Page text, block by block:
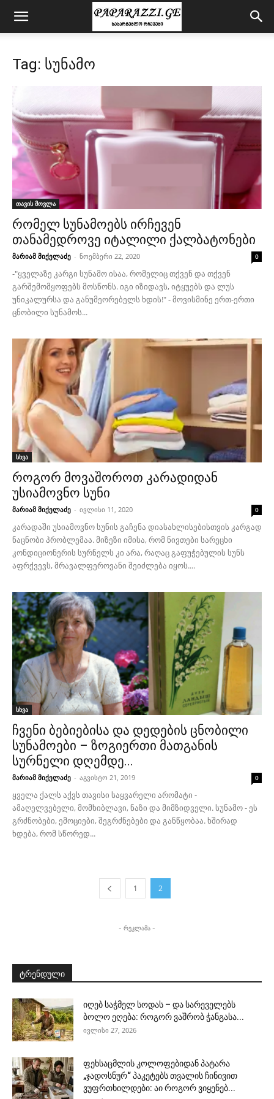
Tag: სუნამო
თავის მოვლა
რომელ სუნამოებს ირჩევენ
თანამედროვე იტალილი ქალბატონები
მარიამ მიქელაძე - ნოემბერი 22, 2020 0
-"ყველაზე კარგი სუნამო ისაა, რომელიც თქვენ და თქვენ
გარშემომყოფებს მოსწონს. იგი იზიდავს, იტყუებს და ლუს
უნიკალურსა და განუმეორებელს ხდის!" - მოვისმინე ერთ-ერთი
ცნობილი სუნამოს...
სხვა
როგორ მოვაშოროთ კარადიდან
უსიამოვნო სუნი
მარიამ მიქელაძე - ივლისი 11, 2020 0
კარადაში უსიამოვნო სუნის გაჩენა დიასახლისებისთვის კარგად
ნაცნობი პრობლემაა. მიზეზი იმისა, რომ ნივთები სარეცხი
კონდიციონერის სურნელს კი არა, რაღაც გაფუჭებულის სუნს
აფრქვევს, მრავალფეროვანი შეიძლება იყოს....
სხვა
ჩვენი ბებიებისა და დედების ცნობილი
სუნამოები – ზოგიერთი მათგანის
სურნელი დღემდე...
მარიამ მიქელაძე - აგვისტო 21, 2019 0
ყველა ქალს აქვს თავისი საყვარელი არომატი -
ამაღელვებელი, მომხიბლავი, ნაზი და მიმზიდველი. სუნამო - ეს
გრძნობები, ემოციები, შეგრძნებები და განწყობაა. ხშირად
ხდება, რომ სწორედ...
1 2
- რეკლამა -
ტრენდული
იღებ საჭმელ სოდას – და სარეველებს
ბოლო ეღება: როგორ ვაშრობ ჭანგასა...
ივლისი 27, 2026
ფეხსაცმლის კოლოფებიდან პატარა
„ჯადოსნურ“ პაკეტებს თვალის ჩინივით
ვუფრთხილდები: აი როგორ ვიყენებ...